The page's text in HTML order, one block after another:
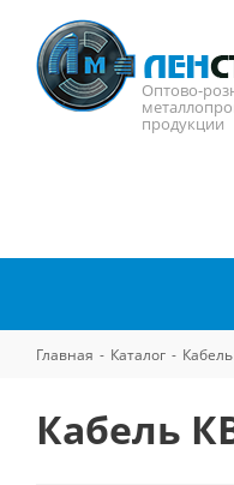
Оптово-
продукции
Главная - Каталог -
Кабель